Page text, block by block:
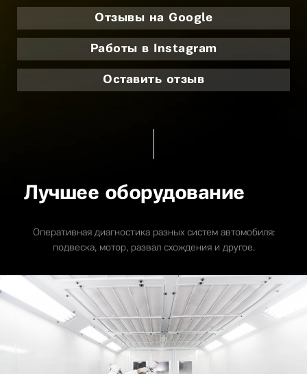
Отзывы на Google
Работы в Instagram
Оставить отзыв
Лучшее оборудование
Оперативная диагностика разных систем автомобиля:
подвеска, мотор, развал схождения и другое.